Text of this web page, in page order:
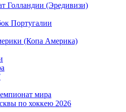
Голландии (Эредивизи)
Португалии
(Копа Америка)
мира
по хоккею 2026